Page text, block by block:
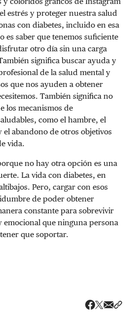
estrés y proteger nuestra salud
con diabetes, incluido en esa
es saber que tenemos suficiente
otro día sin una carga
significa buscar ayuda y
de la salud mental y
que nos ayuden a obtener
También significa no
los mecanismos de
como el hambre, el
el abandono de otros objetivos
vida.
no hay otra opción es una
La vida con diabetes, en
Pero, cargar con esos
de poder obtener
constante para sobrevivir
emocional que ninguna persona
que soportar.